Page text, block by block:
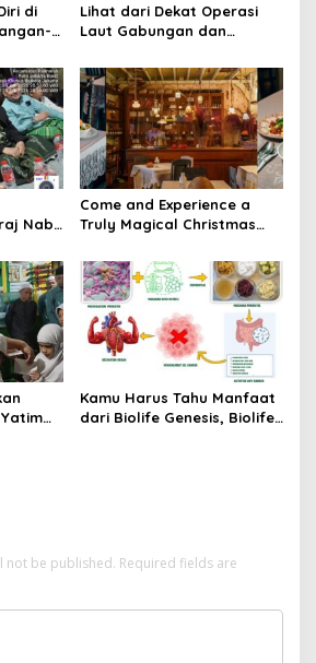
di
Hancur
Lihat dari Dekat Operasi
Laut Gabungan dan
Khusus TNI
Nabi
di
Come and Experience a
Truly Magical Christmas
Bali – Visit
christmasdinnerbali.com
Kamu Harus Tahu Manfaat
dari Biolife Genesis, Biolife
not be published. Required fields are